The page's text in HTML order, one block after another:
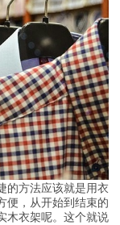
的方法应该就是用衣
便，从开始到结束的
木衣架呢。这个就说